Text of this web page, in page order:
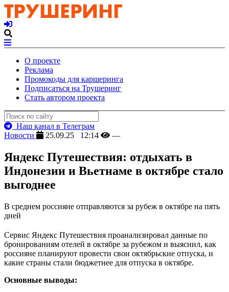
О проекте
Реклама
Промокоды для каршеринга
Подписаться на Трушеринг
Стать автором проекта
Наш канал в Телеграм
Новости
25.09.25 12:14 —
Яндекс Путешествия: отдыхать в
Индонезии и Вьетнаме в октябре стало
выгоднее
В среднем россияне отправляются за рубеж в октябре на пять
дней
Сервис Яндекс Путешествия проанализировал данные по
бронированиям отелей в октябре за рубежом и выяснил, как
россияне планируют провести свои октябрьские отпуска, и
какие страны стали бюджетнее для отпуска в октябре.
Основные выводы: